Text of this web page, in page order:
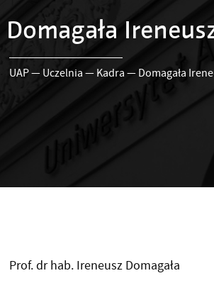
Domagała
UAP— Uczelnia — Kadra — Domagała
Prof. dr hab. Ireneusz Domagała